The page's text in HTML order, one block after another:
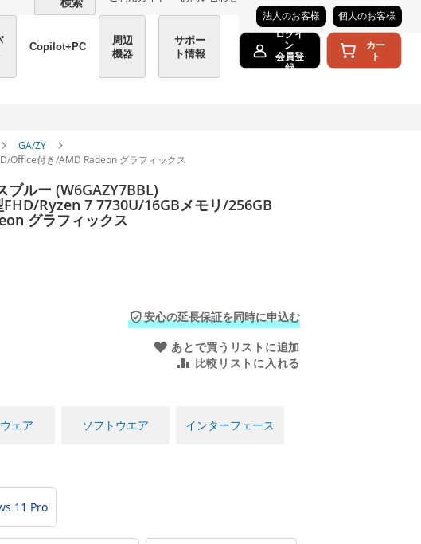
法人のお客様
個人のお客様
Copilot+PC
周辺
機器
サポー
ト情報
ログイ
ン
会員登
録
カー
ト
GA/ZY
Office付き/AMD Radeon グラフィックス
ブルー (W6GAZY7BBL)
Ryzen 7 7730U/16GBメモリ/256GB
グラフィックス
安心の延長保証を同時に申込む
あとで買うリストに追加
比較リストに入れる
ェア ソフトウエア インターフェース
11 Pro